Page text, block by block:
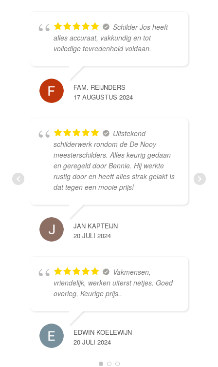
Schilder Jos heeft
alles accuraat, vakkundig en tot
volledige tevredenheid voldaan.
FAM. REIJNDERS
17 AUGUSTUS 2024
Uitstekend
schilderwerk rondom de De Nooy
meesterschilders. Alles keurig gedaan
en geregeld door Bennie. Hij werkte
rustig door en heeft alles strak gelakt Is
dat tegen een mooie prijs!
JAN KAPTEIJN
20 JULI 2024
Vakmensen,
vriendelijk, werken uiterst netjes. Goed
overleg, Keurige prijs..
EDWIN KOELEWIJN
20 JULI 2024